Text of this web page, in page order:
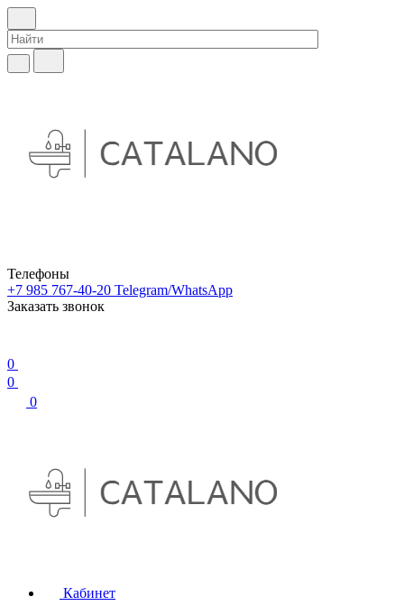
Телефоны
+7 985 767-40-20 Telegram/WhatsApp
Заказать звонок
0
0
0
Кабинет